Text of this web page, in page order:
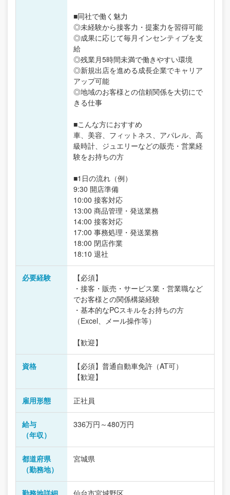
■同社で働く魅力
◎未経験から接客力・提案力を習得可能
◎成果に応じて毎月インセンティブを支
給
◎残業月5時間未満で働きやすい環境
◎新規出店を進める成長企業でキャリア
アップ可能
◎地域のお客様との信頼関係を大切にで
きる仕事
■こんな方におすすめ
車、美容、フィットネス、アパレル、高
級時計、ジュエリーなどの販売・営業経
験をお持ちの方
■1日の流れ（例）
9:30 開店準備
10:00 接客対応
13:00 商品管理・発送業務
14:00 接客対応
17:00 事務処理・発送業務
18:00 閉店作業
18:10 退社
必要経験
【必須】
・接客・販売・サービス業・営業職など
でお客様との関係構築経験
・基本的なPCスキルをお持ちの方
（Excel、メール操作等）
【歓迎】
資格
【必須】普通自動車免許（AT可）
【歓迎】
雇用形態 正社員
給与
（年収）
336万円～480万円
都道府県
（勤務地）
宮城県
勤務地詳細 仙台市宮城野区